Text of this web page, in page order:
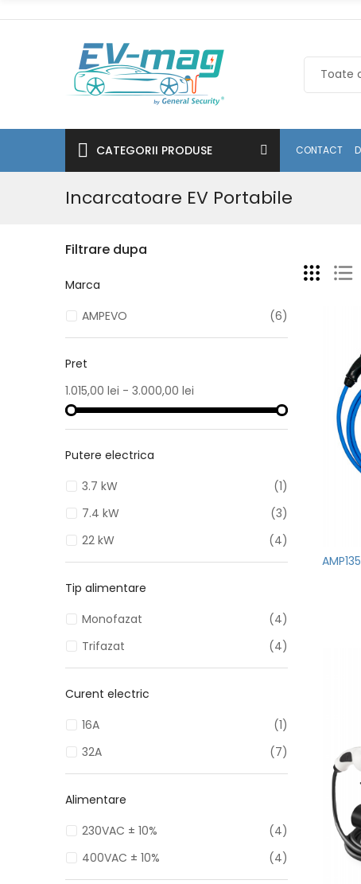
CATEGORII PRODUSE CONTACT
Incarcatoare EV Portabile
Filtrare dupa
Marca
AMPEVO
(6)
Pret
1.015,00 lei - 3.000,00 lei
Putere electrica
3.7 kW
(1)
7.4 kW
(3)
22 kW
(4)
Tip alimentare
Monofazat
(4)
Trifazat
(4)
Curent electric
16A
(1)
32A
(7)
Alimentare
230VAC ± 10%
(4)
400VAC ± 10%
(4)